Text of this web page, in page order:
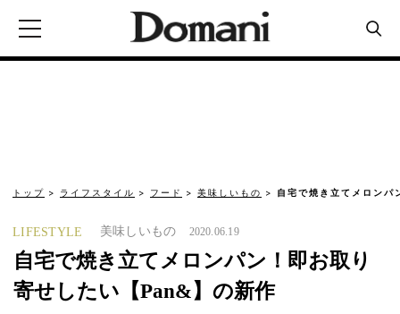
トップ ライフスタイル フード 美味しいもの 自宅で焼き立てメロン
LIFESTYLE 美味しいもの 2020.06.19
自宅で焼き立てメロンパン！即お取り
寄せしたい【Pan&】の新作